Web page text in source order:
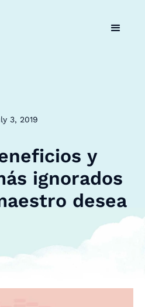
3, 2019
y
ignorados
desea